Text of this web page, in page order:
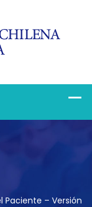
Paciente – Versión